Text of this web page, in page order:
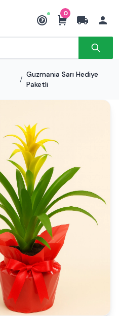
₺
0
/
Guzmania Sarı Hediye
Paketli